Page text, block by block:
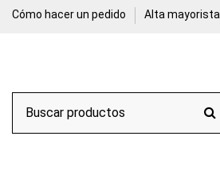
Cómo hacer un pedido Alta mayorista